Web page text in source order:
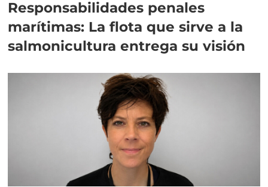
Responsabilidades penales
marítimas: La flota que sirve a la
salmonicultura entrega su visión